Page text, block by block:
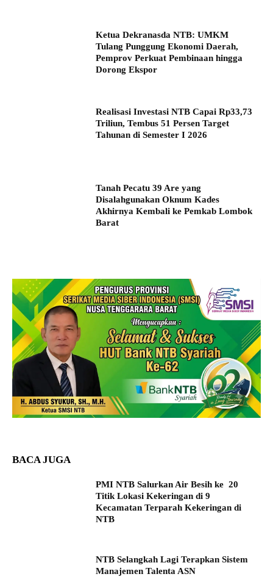
Ketua Dekranasda NTB: UMKM
Tulang Punggung Ekonomi Daerah,
Pemprov Perkuat Pembinaan hingga
Dorong Ekspor
Realisasi Investasi NTB Capai Rp33,73
Triliun, Tembus 51 Persen Target
Tahunan di Semester I 2026
Tanah Pecatu 39 Are yang
Disalahgunakan Oknum Kades
Akhirnya Kembali ke Pemkab Lombok
Barat
BACA JUGA
PMI NTB Salurkan Air Besih ke 20
Titik Lokasi Kekeringan di 9
Kecamatan Terparah Kekeringan di
NTB
NTB Selangkah Lagi Terapkan Sistem
Manajemen Talenta ASN